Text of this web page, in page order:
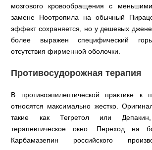
мозгового кровообращения с
замене Ноотропила на обычный
эффект сохраняется, но у дешевых
более выражен специфический
отсутствия фирменной оболочки.
Противосудорожная терапия
В противоэпилептической практике к
относятся максимально жестко.
такие как Тегретол или
терапевтическое окно. Переход на
Карбамазепин российского